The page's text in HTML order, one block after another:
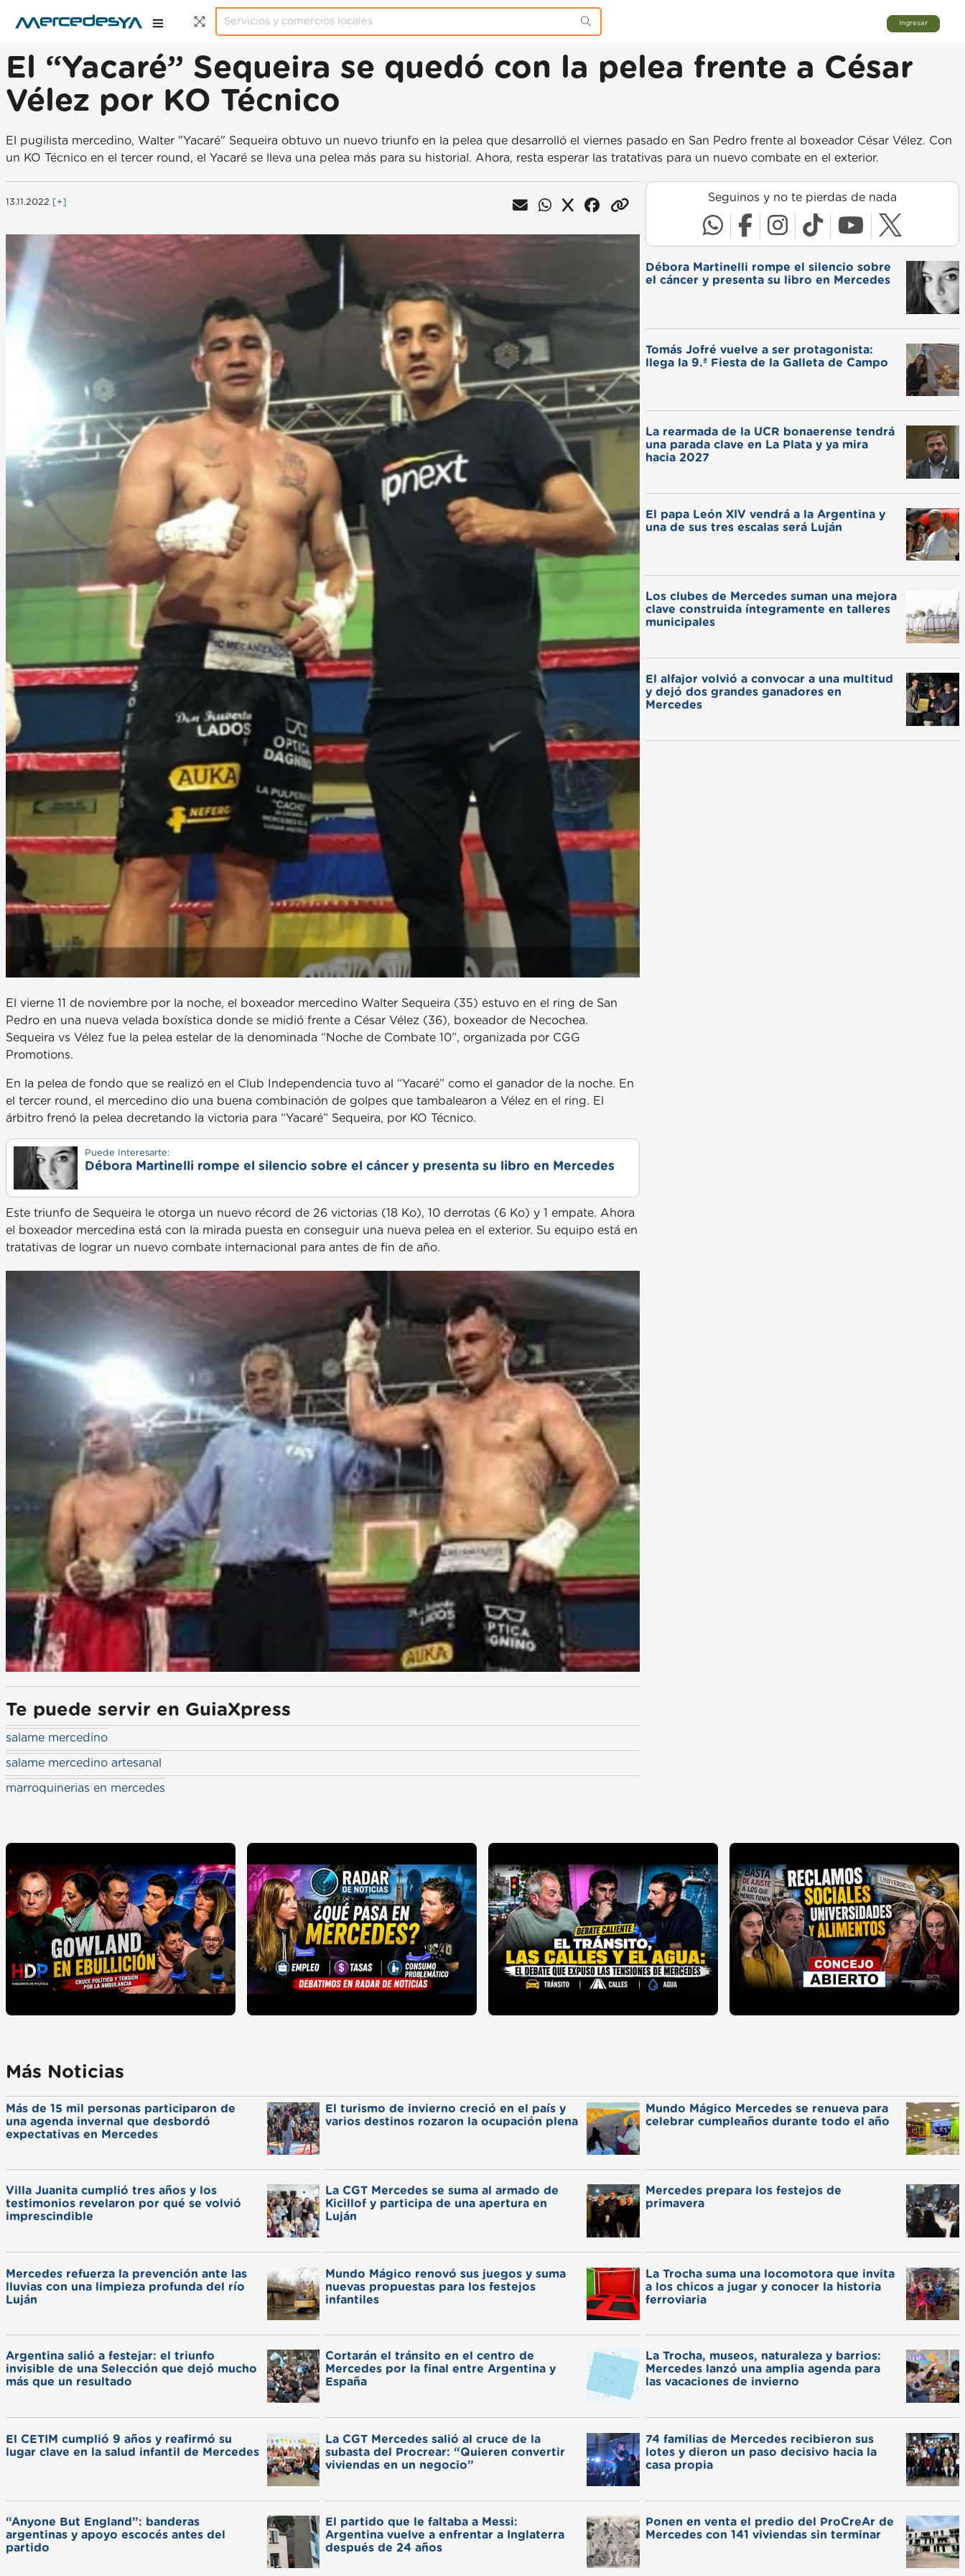
Ingresar
El “Yacaré” Sequeira se quedó con la pelea frente a César
Vélez por KO Técnico
El pugilista mercedino, Walter "Yacaré" Sequeira obtuvo un nuevo triunfo en la pelea que desarrolló el viernes pasado en San Pedro frente al boxeador César Vélez. Con
un KO Técnico en el tercer round, el Yacaré se lleva una pelea más para su historial. Ahora, resta esperar las tratativas para un nuevo combate en el exterior.
13.11.2022 [+]
El vierne 11 de noviembre por la noche, el boxeador mercedino Walter Sequeira (35) estuvo en el ring de San
Pedro en una nueva velada boxística donde se midió frente a César Vélez (36), boxeador de Necochea.
Sequeira vs Vélez fue la pelea estelar de la denominada “Noche de Combate 10”, organizada por CGG
Promotions.
En la pelea de fondo que se realizó en el Club Independencia tuvo al “Yacaré” como el ganador de la noche. En
el tercer round, el mercedino dio una buena combinación de golpes que tambalearon a Vélez en el ring. El
árbitro frenó la pelea decretando la victoria para “Yacaré” Sequeira, por KO Técnico.
Puede Interesarte:
Débora Martinelli rompe el silencio sobre el cáncer y presenta su libro en Mercedes
Este triunfo de Sequeira le otorga un nuevo récord de 26 victorias (18 Ko), 10 derrotas (6 Ko) y 1 empate. Ahora
el boxeador mercedina está con la mirada puesta en conseguir una nueva pelea en el exterior. Su equipo está en
tratativas de lograr un nuevo combate internacional para antes de fin de año.
Te puede servir en GuiaXpress
salame mercedino
salame mercedino artesanal
marroquinerias en mercedes
Seguinos y no te pierdas de nada
Débora Martinelli rompe el silencio sobre
el cáncer y presenta su libro en Mercedes
Tomás Jofré vuelve a ser protagonista:
llega la 9.ª Fiesta de la Galleta de Campo
La rearmada de la UCR bonaerense tendrá
una parada clave en La Plata y ya mira
hacia 2027
El papa León XIV vendrá a la Argentina y
una de sus tres escalas será Luján
Los clubes de Mercedes suman una mejora
clave construida íntegramente en talleres
municipales
El alfajor volvió a convocar a una multitud
y dejó dos grandes ganadores en
Mercedes
Más Noticias
Más de 15 mil personas participaron de
una agenda invernal que desbordó
expectativas en Mercedes
El turismo de invierno creció en el país y
varios destinos rozaron la ocupación plena
Mundo Mágico Mercedes se renueva para
celebrar cumpleaños durante todo el año
Villa Juanita cumplió tres años y los
testimonios revelaron por qué se volvió
imprescindible
La CGT Mercedes se suma al armado de
Kicillof y participa de una apertura en
Luján
Mercedes prepara los festejos de
primavera
Mercedes refuerza la prevención ante las
lluvias con una limpieza profunda del río
Luján
Mundo Mágico renovó sus juegos y suma
nuevas propuestas para los festejos
infantiles
La Trocha suma una locomotora que invita
a los chicos a jugar y conocer la historia
ferroviaria
Argentina salió a festejar: el triunfo
invisible de una Selección que dejó mucho
más que un resultado
Cortarán el tránsito en el centro de
Mercedes por la final entre Argentina y
España
La Trocha, museos, naturaleza y barrios:
Mercedes lanzó una amplia agenda para
las vacaciones de invierno
El CETIM cumplió 9 años y reafirmó su
lugar clave en la salud infantil de Mercedes
La CGT Mercedes salió al cruce de la
subasta del Procrear: “Quieren convertir
viviendas en un negocio”
74 familias de Mercedes recibieron sus
lotes y dieron un paso decisivo hacia la
casa propia
“Anyone But England”: banderas
argentinas y apoyo escocés antes del
partido
El partido que le faltaba a Messi:
Argentina vuelve a enfrentar a Inglaterra
después de 24 años
Ponen en venta el predio del ProCreAr de
Mercedes con 141 viviendas sin terminar